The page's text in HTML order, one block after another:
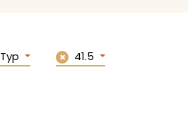
Typ ✖ 41.5